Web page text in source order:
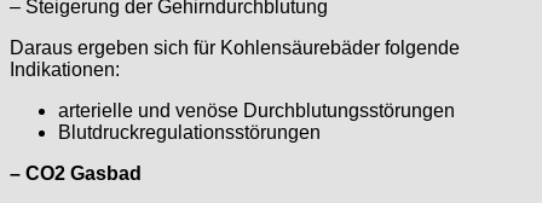
– Steigerung der Gehirndurchblutung
Daraus ergeben sich für Kohlensäurebäder folgende
Indikationen:
arterielle und venöse Durchblutungsstörungen
Blutdruckregulationsstörungen
– CO2 Gasbad